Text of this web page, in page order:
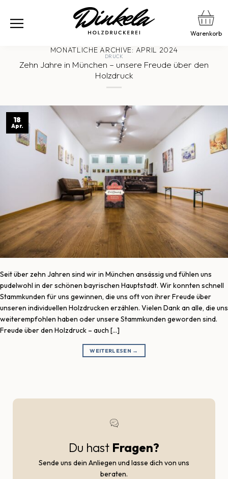
Warenkorb
MONATLICHE ARCHIVE: APRIL 2024
DRUCK
Zehn Jahre in München – unsere Freude über den
Holzdruck
18
Apr.
Seit über zehn Jahren sind wir in München ansässig und fühlen uns
pudelwohl in der schönen bayrischen Hauptstadt. Wir konnten schnell
Stammkunden für uns gewinnen, die uns oft von ihrer Freude über
unseren individuellen Holzdrucken erzählen. Vielen Dank an alle, die uns
weiterempfohlen haben oder unsere Stammkunden geworden sind.
Freude über den Holzdruck – auch […]
WEITERLESEN →
Du hast Fragen?
Sende uns dein Anliegen und lasse dich von uns
beraten.